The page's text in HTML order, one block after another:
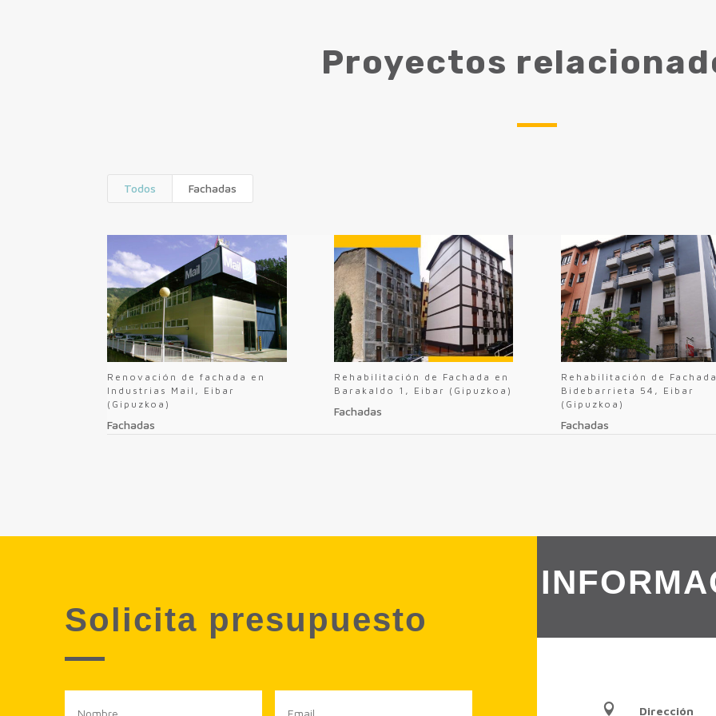
Proyectos
Todos Fachadas
Renovación de fachada en
Industrias Mail, Eibar
(Gipuzkoa)
Fachadas
Rehabilitación de Fachada en
Barakaldo 1, Eibar (Gipuzkoa)
Fachadas
Rehabilitación de
Bidebarrieta 54, Eibar
(Gipuzkoa)
Fachadas
Solicita presupuesto
 Dirección